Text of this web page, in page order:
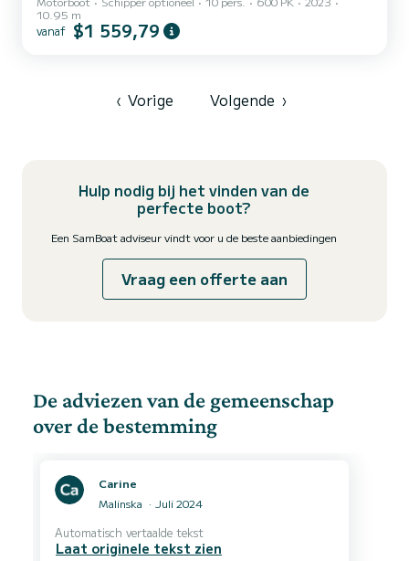
van de gerenommeerde Franse scheepswerf Jeanneau, ideaal voor
een minimale huurperiode van 3 dagen en langere verblijven op zee.
Met een totale lengte van 10,45 m en een breedte van 3,34 m
10.95 m
vanaf $1 559,79
‹ Vorige Volgende ›
Hulp nodig bij het vinden van de
perfecte boot?
Een SamBoat adviseur vindt voor u de beste aanbiedingen
Vraag een offerte aan
De adviezen van de gemeenschap
over de bestemming
Carine
Malinska
Juli 2024
Automatisch vertaalde tekst
Laat originele tekst zien